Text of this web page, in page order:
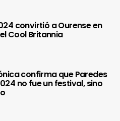
convirtió a Ourense en
Cool Britannia
confirma que Paredes
no fue un festival, sino